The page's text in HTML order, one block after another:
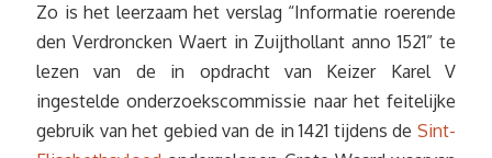
Zo is het leerzaam het verslag “Informatie roerende
den Verdroncken Waert in Zuijthollant anno 1521” te
lezen van de in opdracht van Keizer Karel V
ingestelde onderzoekscommissie naar het feitelijke
gebruik van het gebied van de in 1421 tijdens de Sint-